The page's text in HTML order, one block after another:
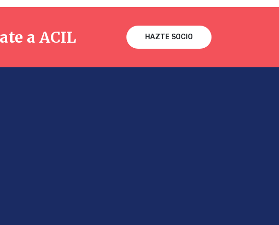
a ACIL HAZTE SOCIO